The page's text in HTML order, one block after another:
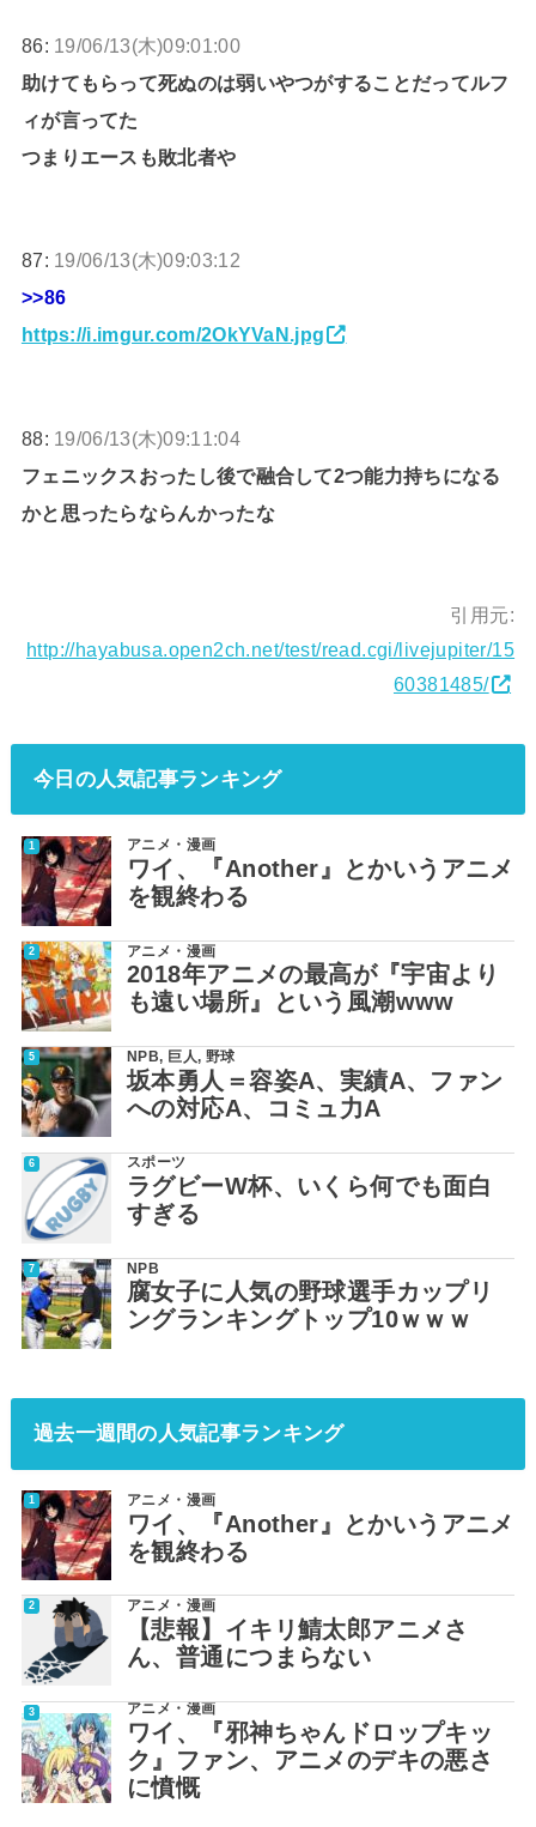
86: 19/06/13(木)09:01:00
助けてもらって死ぬのは弱いやつがすることだってルフ
ィが言ってた
つまりエースも敗北者や
87: 19/06/13(木)09:03:12
>>86
https://i.imgur.com/2OkYVaN.jpg
88: 19/06/13(木)09:11:04
フェニックスおったし後で融合して2つ能力持ちになる
かと思ったらならんかったな
引用元:
http://hayabusa.open2ch.net/test/read.cgi/livejupiter/15
60381485/
今日の人気記事ランキング
アニメ・漫画
ワイ、『Another』とかいうアニメ
を観終わる
アニメ・漫画
2018年アニメの最高が『宇宙より
も遠い場所』という風潮www
NPB, 巨人, 野球
坂本勇人＝容姿A、実績A、ファン
への対応A、コミュ力A
スポーツ
ラグビーW杯、いくら何でも面白
すぎる
NPB
腐女子に人気の野球選手カップリ
ングランキングトップ10ｗｗｗ
過去一週間の人気記事ランキング
アニメ・漫画
ワイ、『Another』とかいうアニメ
を観終わる
アニメ・漫画
【悲報】イキリ鯖太郎アニメさ
ん、普通につまらない
アニメ・漫画
ワイ、『邪神ちゃんドロップキッ
ク』ファン、アニメのデキの悪さ
に憤慨